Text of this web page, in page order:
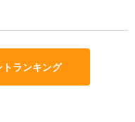
ランキング